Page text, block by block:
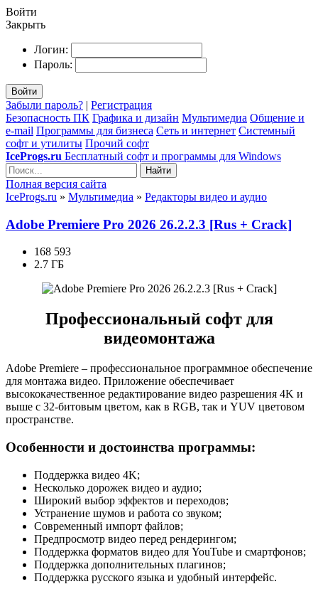
Войти
Закрыть
Логин:
Пароль:
Войти
Забыли пароль? | Регистрация
Безопасность ПК Графика и дизайн Мультимедиа Общение и
e-mail Программы для бизнеса Сеть и интернет Системный
софт и утилиты Прочий софт
IceProgs.ru Бесплатный софт и программы для Windows
Найти
Полная версия сайта
IceProgs.ru » Мультимедиа » Редакторы видео и аудио
Adobe Premiere Pro 2026 26.2.2.3 [Rus + Crack]
168 593
2.7 ГБ
Профессиональный софт для
видеомонтажа
Adobe Premiere – профессиональное программное обеспечение
для монтажа видео. Приложение обеспечивает
высококачественное редактирование видео разрешения 4K и
выше с 32-битовым цветом, как в RGB, так и YUV цветовом
пространстве.
Особенности и достоинства программы:
Поддержка видео 4K;
Несколько дорожек видео и аудио;
Широкий выбор эффектов и переходов;
Устранение шумов и работа со звуком;
Современный импорт файлов;
Предпросмотр видео перед рендерингом;
Поддержка форматов видео для YouTube и смартфонов;
Поддержка дополнительных плагинов;
Поддержка русского языка и удобный интерфейс.